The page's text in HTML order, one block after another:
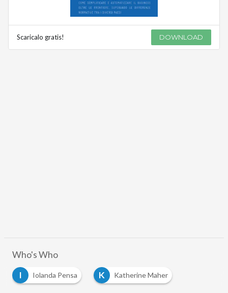
Scaricalo gratis! DOWNLOAD
Who's Who
I
Iolanda Pensa K Katherine Maher